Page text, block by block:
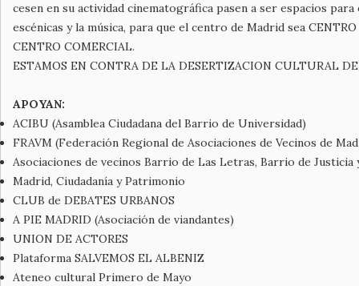
cesen en su actividad cinematográfica pasen a ser espacios
escénicas y la música, para que el centro de Madrid sea
CENTRO COMERCIAL.
ESTAMOS EN CONTRA DE LA DESERTIZACION CULTURAL
APOYAN:
ACIBU (Asamblea Ciudadana del Barrio de Universidad)
FRAVM (Federación Regional de Asociaciones de Vecinos de
Asociaciones de vecinos Barrio de Las Letras, Barrio de Justicia
Madrid, Ciudadanía y Patrimonio
CLUB de DEBATES URBANOS
A PIE MADRID (Asociación de viandantes)
UNION DE ACTORES
Plataforma SALVEMOS EL ALBENIZ
Ateneo cultural Primero de Mayo